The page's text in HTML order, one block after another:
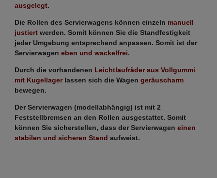
ausgelegt.
Die Rollen des Servierwagens können einzeln manuell
justiert werden. Somit können Sie die Standfestigkeit
jeder Umgebung entsprechend anpassen. Somit ist der
Servierwagen eben und wackelfrei.
Durch die vorhandenen Leichtlaufräder aus Vollgummi
mit Kugellagerlassen sich die Wagen geräuscharm
bewegen.
Der Servierwagen (modellabhängig) ist mit 2
Feststellbremsen an den Rollen ausgestattet. Somit
können Sie sicherstellen, dass der Servierwagen einen
stabilen und sicheren Stand aufweist.